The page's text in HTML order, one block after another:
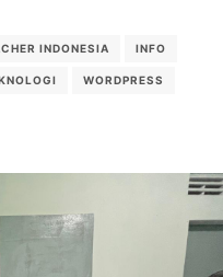
INDONESIA INFO
WORDPRESS